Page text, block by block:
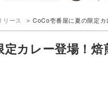
リース CoCo壱番屋に夏の限定
カレー登場！